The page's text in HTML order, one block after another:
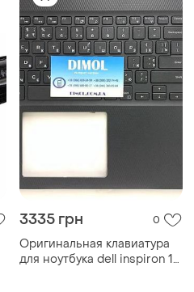
3335 грн 0
Оригинальная клавиатура
для ноутбука dell inspiron 15